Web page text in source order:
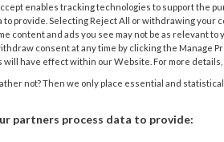
Vlietkinderen
waar alle ouders en
kind gelijke kansen heeft.
dingen
enables tracking technologies to support the
to provide. Selecting Reject All or withdrawing your
content and ads you see may not be as relevant
consent at any time by clicking the Manage
will have effect within our Website. For more details,
not? Then we only place essential and
partners process data to provide: